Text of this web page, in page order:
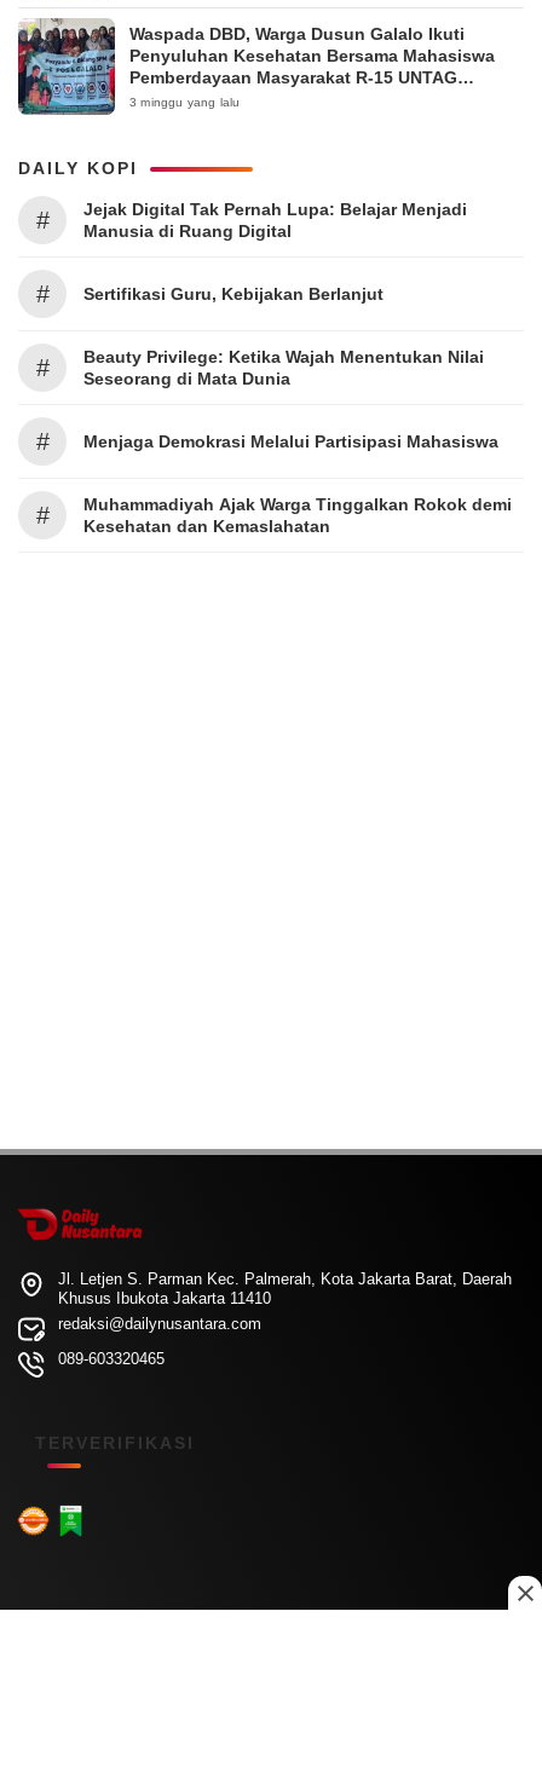
Waspada DBD, Warga Dusun Galalo Ikuti
Penyuluhan Kesehatan Bersama Mahasiswa
Pemberdayaan Masyarakat R-15 UNTAG
Surabaya 2026
3 minggu yang lalu
DAILY KOPI
#
Jejak Digital Tak Pernah Lupa: Belajar Menjadi
Manusia di Ruang Digital
# Sertifikasi Guru, Kebijakan Berlanjut
#
Beauty Privilege: Ketika Wajah Menentukan Nilai
Seseorang di Mata Dunia
# Menjaga Demokrasi Melalui Partisipasi Mahasiswa
#
Muhammadiyah Ajak Warga Tinggalkan Rokok demi
Kesehatan dan Kemaslahatan
Jl. Letjen S. Parman Kec. Palmerah, Kota Jakarta Barat, Daerah
Khusus Ibukota Jakarta 11410
redaksi@dailynusantara.com
089-603320465
TERVERIFIKASI